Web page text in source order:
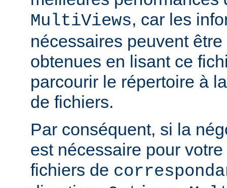
MultiViews, car les
nécessaires peuvent
obtenues en lisant ce
parcourir le répertoire à
de fichiers.
Par conséquent, si la
est nécessaire pour
fichiers de